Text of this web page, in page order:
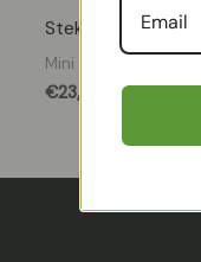
Stekjesbox
Mini plantenboxen
€23,49